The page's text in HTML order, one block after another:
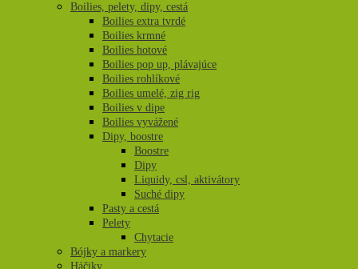
Boilies, pelety, dipy, cestá
Boilies extra tvrdé
Boilies krmné
Boilies hotové
Boilies pop up, plávajúce
Boilies rohlíkové
Boilies umelé, zig rig
Boilies v dipe
Boilies vyvážené
Dipy, boostre
Boostre
Dipy
Liquidy, csl, aktivátory
Suché dipy
Pasty a cestá
Pelety
Chytacie
Bójky a markery
Háčiky